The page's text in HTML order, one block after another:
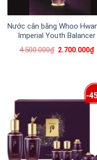
Nước cân bằng Whoo
Imperial Youth Balancer
4.500.000₫ 2.700.000₫
-